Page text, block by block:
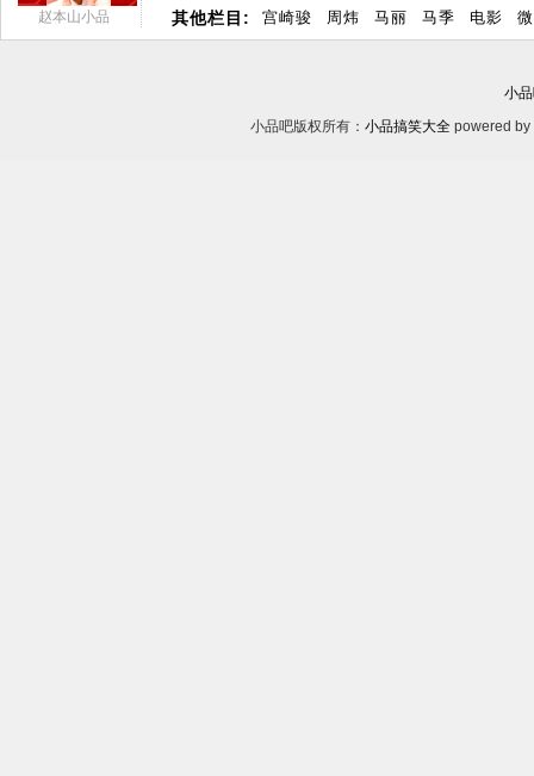
赵本山小品 其他栏目: 宫崎骏 周炜 马丽 马季 电影
小
小品吧版权所有： 小品搞笑大全 powered by